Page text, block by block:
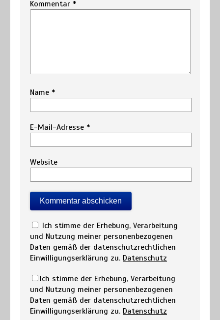
Kommentar *
Name *
E-Mail-Adresse *
Website
Ich stimme der Erhebung, Verarbeitung
und Nutzung meiner personenbezogenen
Daten gemäß der datenschutzrechtlichen
Einwilligungserklärung zu. Datenschutz
Ich stimme der Erhebung, Verarbeitung
und Nutzung meiner personenbezogenen
Daten gemäß der datenschutzrechtlichen
Einwilligungserklärung zu. Datenschutz